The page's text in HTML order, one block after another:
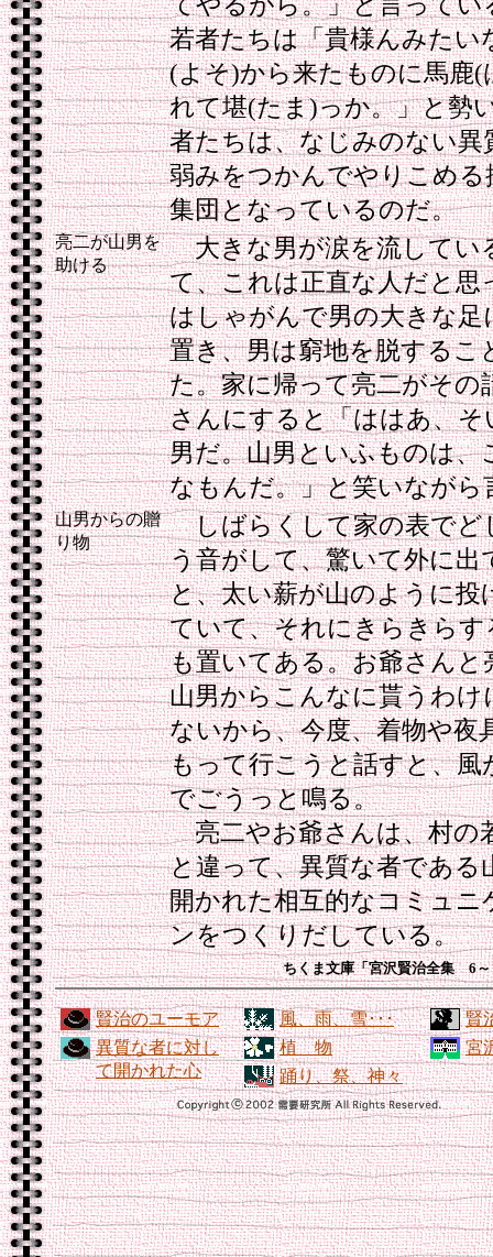
若者たちは「貴様んみたい
(よそ)から来たものに馬鹿(
れて堪(たま)っか。」と勢
者たちは、なじみのない異
弱みをつかんでやりこめる
集団となっているのだ。
亮二が山男を
助ける
大きな男が涙を流してい
て、これは正直な人だと思
はしゃがんで男の大きな足
置き、男は窮地を脱するこ
た。家に帰って亮二がその
さんにすると「ははあ、そ
男だ。山男といふものは、
なもんだ。」と笑いながら
山男からの贈
り物
しばらくして家の表でど
う音がして、驚いて外に出
と、太い薪が山のように投
ていて、それにきらきらす
も置いてある。お爺さんと
山男からこんなに貰うわけ
ないから、今度、着物や夜
もって行こうと話すと、風
でごうっと鳴る。
亮二やお爺さんは、村の
と違って、異質な者である
開かれた相互的なコミュニ
ンをつくりだしている。
ちくま文庫「宮沢賢治全集 6～
賢治のユーモア
異質な者に対し
て開かれた心
風、雨、雪･･･
植 物
踊り、祭、神々
賢
宮